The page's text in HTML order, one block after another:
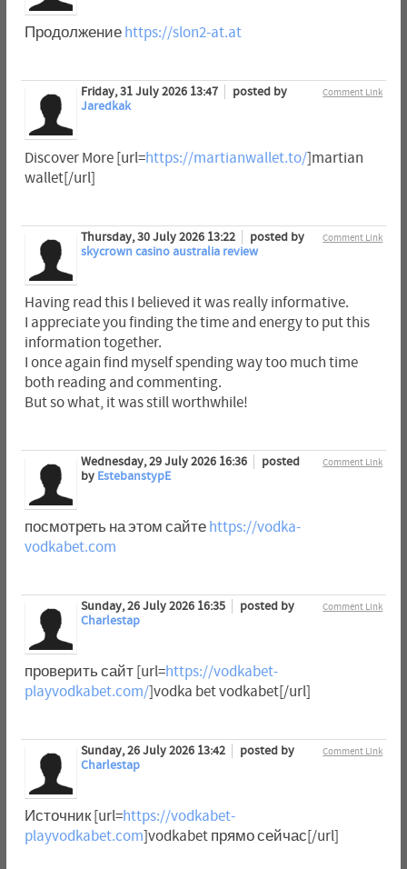
Продолжение https://slon2-at.at
Comment Link
Friday, 31 July 2026 13:47
posted by
Jaredkak
Discover More [url=https://martianwallet.to/]martian
wallet[/url]
Comment Link
Thursday, 30 July 2026 13:22
posted by
skycrown casino australia review
Having read this I believed it was really informative.
I appreciate you finding the time and energy to put this
information together.
I once again find myself spending way too much time
both reading and commenting.
But so what, it was still worthwhile!
Comment Link
Wednesday, 29 July 2026 16:36
posted
by EstebanstypE
посмотреть на этом сайте https://vodka-
vodkabet.com
Comment Link
Sunday, 26 July 2026 16:35
posted by
Charlestap
проверить сайт [url=https://vodkabet-
playvodkabet.com/]vodka bet vodkabet[/url]
Comment Link
Sunday, 26 July 2026 13:42
posted by
Charlestap
Источник [url=https://vodkabet-
playvodkabet.com]vodkabet прямо сейчас[/url]